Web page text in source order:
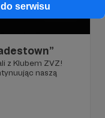
serwisu
z Klubem ZVZ!
naszą